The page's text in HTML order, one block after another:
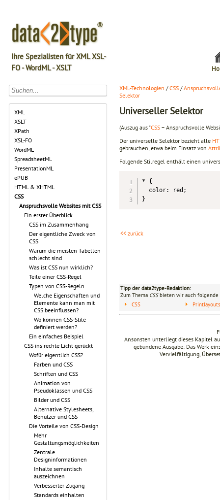
Ihre Spezialisten für XML XSL-
FO - WordML - XSLT
XML
XSLT
XPath
XSL-FO
WordML
SpreadsheetML
PresentationML
ePUB
HTML & XHTML
CSS
Anspruchsvolle Websites mit CSS
Ein erster Überblick
CSS im Zusammenhang
Der eigentliche Zweck von
CSS
Warum die meisten Tabellen
schlecht sind
Was ist CSS nun wirklich?
Teile einer CSS-Regel
Typen von CSS-Regeln
Welche Eigenschaften und
Elemente kann man mit
CSS beeinflussen?
Wo können CSS-Stile
definiert werden?
Ein einfaches Beispiel
CSS ins rechte Licht gerückt
Wofür eigentlich CSS?
Farben und CSS
Schriften und CSS
Animation von
Pseudoklassen und CSS
Bilder und CSS
Alternative Stylesheets,
Benutzer und CSS
Die Vorteile von CSS-Design
Mehr
Gestaltungsmöglichkeiten
Zentrale
Designinformationen
Inhalte semantisch
auszeichnen
Verbesserter Zugang
Standards einhalten
XML-Technologien /CSS /
Selektor
Universeller Selektor
(Auszug aus "CSS − Anspruchsvolle
Der universelle Selektor bezieht alle
gebrauchen, etwa beim Einsatz von
Folgende Stilregel enthält einen
* {
  color: red;
}
<< zurück
Tipp der data2type-Redaktion:
Zum Thema CSSbieten wir auch folgende
CSS
Ansonsten unterliegt dieses Kapitel
gebundene Ausgabe: Das Werk
Vervielfältigung,